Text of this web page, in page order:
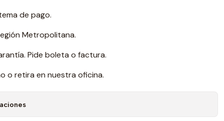
de pago.
Metropolitana.
Pide boleta o factura.
o retira en nuestra oficina.